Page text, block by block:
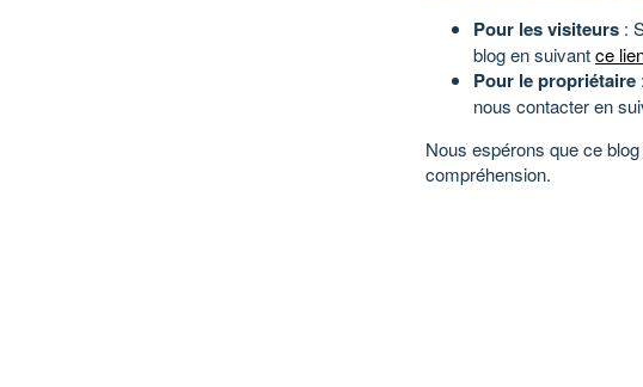
Pour les visiteurs :
blog en suivantce
Pour le propriétaire
nous contacter en
Nous espérons que ce
compréhension.